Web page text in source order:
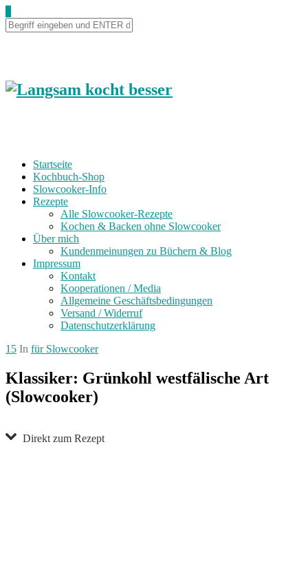
to
Recipe
Startseite
Kochbuch-Shop
Slowcooker-Info
Rezepte
Alle Slowcooker-Rezepte
Kochen & Backen ohne Slowcooker
Über mich
Kundenmeinungen zu Büchern & Blog
Impressum
Kontakt
Kooperationen / Media
Allgemeine Geschäftsbedingungen
Versand / Widerruf
Datenschutzerklärung
15 In für Slowcooker
Klassiker: Grünkohl westfälische Art
(Slowcooker)
Direkt zum Rezept